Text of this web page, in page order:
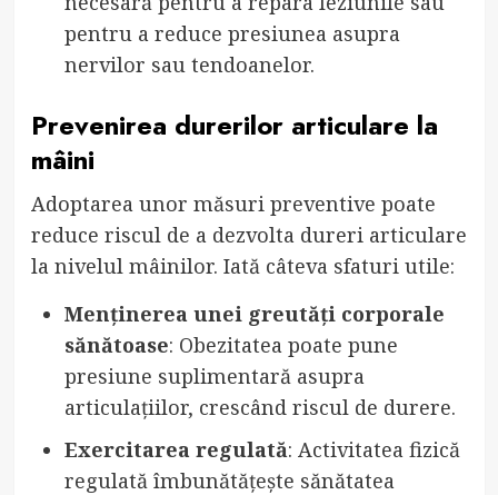
pentru a reduce presiunea asupra
nervilor sau tendoanelor.
Prevenirea durerilor articulare la
mâini
Adoptarea unor măsuri preventive poate
reduce riscul de a dezvolta dureri articulare
la nivelul mâinilor. Iată câteva sfaturi utile:
Menținerea unei greutăți corporale
sănătoase: Obezitatea poate pune
presiune suplimentară asupra
articulațiilor, crescând riscul de durere.
Exercitarea regulată: Activitatea fizică
regulată îmbunătățește sănătatea